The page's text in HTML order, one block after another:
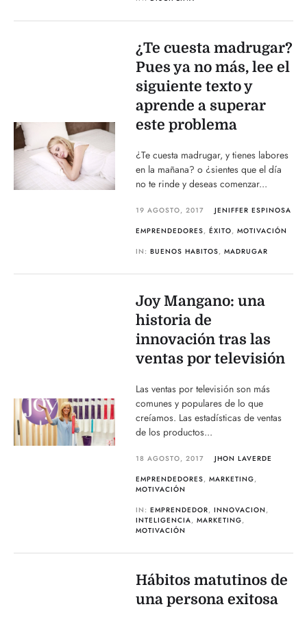
¿Te cuesta madrugar?
Pues ya no más, lee el
siguiente texto y
aprende a superar
este problema
¿Te cuesta madrugar, y tienes labores
en la mañana? o ¿sientes que el día
no te rinde y deseas comenzar...
19 AGOSTO, 2017
JENIFFER ESPINOSA
EMPRENDEDORES,ÉXITO,MOTIVACIÓN
IN:BUENOS HABITOS,MADRUGAR
Joy Mangano: una
historia de
innovación tras las
ventas por televisión
Las ventas por televisión son más
comunes y populares de lo que
creíamos. Las estadísticas de ventas
de los productos...
18 AGOSTO, 2017
JHON LAVERDE
EMPRENDEDORES,MARKETING,
MOTIVACIÓN
IN:EMPRENDEDOR,INNOVACION ,
INTELIGENCIA,MARKETING,
MOTIVACIÓN
Hábitos matutinos de
una persona exitosa